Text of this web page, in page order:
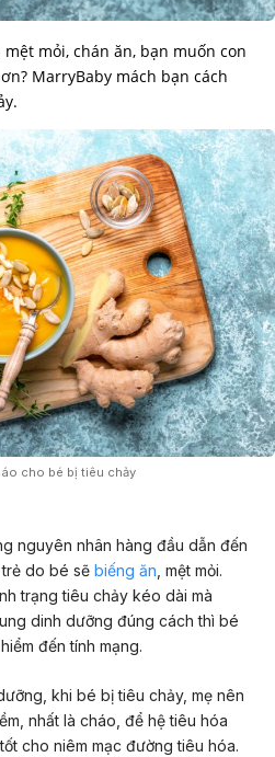
mỏi, chán ăn, bạn muốn con
MarryBaby mách bạn cách
cho bé bị tiêu chảy
nguyên nhân hàng đầu dẫn đến
do bé sẽ biếng ăn , mệt mỏi.
trạng tiêu chảy kéo dài mà
dinh dưỡng đúng cách thì bé
đến tính mạng.
khi bé bị tiêu chảy, mẹ nên
nhất là cháo, để hệ tiêu hóa
cho niêm mạc đường tiêu hóa.